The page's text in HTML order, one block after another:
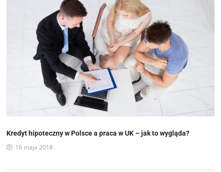
Kredyt hipoteczny w Polsce a praca w UK – jak to wygląda?
16 maja 2018